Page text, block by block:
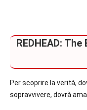
REDHEAD:
Per scoprire la verità,
sopravvivere, dovrà